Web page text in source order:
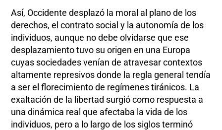
Así, Occidente desplazó la moral al plano de los
derechos, el contrato social y la autonomía de los
individuos, aunque no debe olvidarse que ese
desplazamiento tuvo su origen en una Europa
cuyas sociedades venían de atravesar contextos
altamente represivos donde la regla general tendía
a ser el florecimiento de regímenes tiránicos. La
exaltación de la libertad surgió como respuesta a
una dinámica real que afectaba la vida de los
individuos, pero a lo largo de los siglos terminó